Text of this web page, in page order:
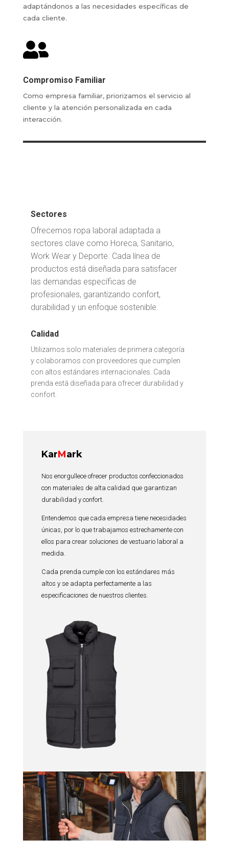
adaptándonos a las necesidades específicas de
cada cliente.

Compromiso Familiar
Como empresa familiar, priorizamos el servicio al
cliente y la atención personalizada en cada
interacción.
Sectores
Ofrecemos ropa laboral adaptada a
sectores clave como Horeca, Sanitario,
Work Wear y Deporte. Cada línea de
productos está diseñada para satisfacer
las demandas específicas de
profesionales, garantizando confort,
durabilidad y un enfoque sostenible.
Calidad
Utilizamos solo materiales de primera categoría
y colaboramos con proveedores que cumplen
con altos estándares internacionales. Cada
prenda está diseñada para ofrecer durabilidad y
confort.
KarMark
Nos enorgullece ofrecer productos confeccionados
con materiales de alta calidad que garantizan
durabilidad y confort.
Entendemos que cada empresa tiene necesidades
únicas, por lo que trabajamos estrechamente con
ellos para crear soluciones de vestuario laboral a
medida.
Cada prenda cumple con los estándares más
altos y se adapta perfectamente a las
especificaciones de nuestros clientes.